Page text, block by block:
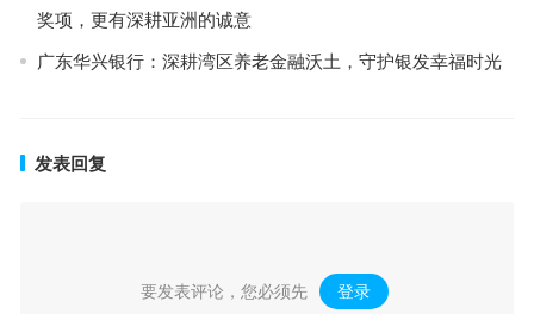
奖项，更有深耕亚洲的诚意
广东华兴银行：深耕湾区养老金融沃土，守护银发幸福时光
发表回复
要发表评论，您必须先 登录 。